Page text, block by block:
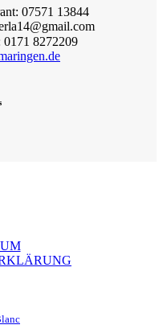
07571 13844
8272209